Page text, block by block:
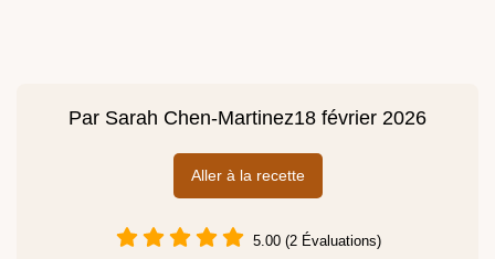
Par Sarah Chen-Martinez18 février 2026
Aller à la recette
5.00 (2 Évaluations)